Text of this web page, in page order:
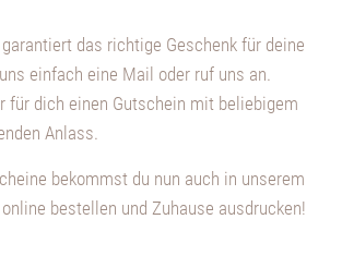
das richtige Geschenk für deine
einfach eine Mail oder ruf uns an.
für dich einen Gutschein mit beliebigem
Anlass.
bekommst du nun auch in unserem
bestellen und Zuhause ausdrucken!